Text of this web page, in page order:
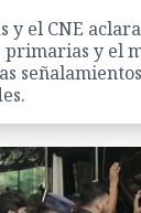
y el CNE
primarias y el